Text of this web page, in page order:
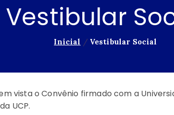
Vestibular
Inicial Vestibular Social
vista o Convênio firmado com a
UCP.